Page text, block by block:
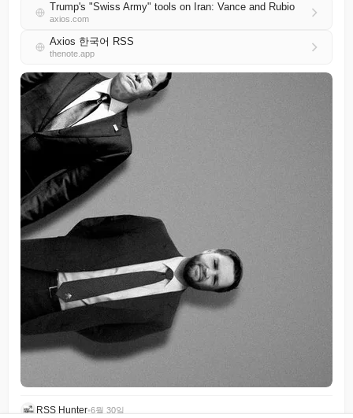
Trump's "Swiss Army" tools on Iran: Vance and Rubio
axios.com
Axios 한국어 RSS
thenote.app
RSS Hunter•6월 30일